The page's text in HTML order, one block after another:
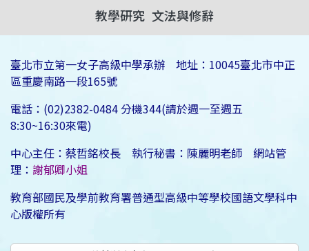
教學研究 文法與修辭
臺北市立第一女子高級中學承辦 地址：10045臺北市中正
區重慶南路一段165號
電話：(02)2382-0484 分機344(請於週一至週五
8:30~16:30來電)
中心主任：蔡哲銘校長 執行秘書：陳麗明老師 網站管
理： 謝郁卿小姐
教育部國民及學前教育署普通型高級中等學校國語文學科中
心版權所有